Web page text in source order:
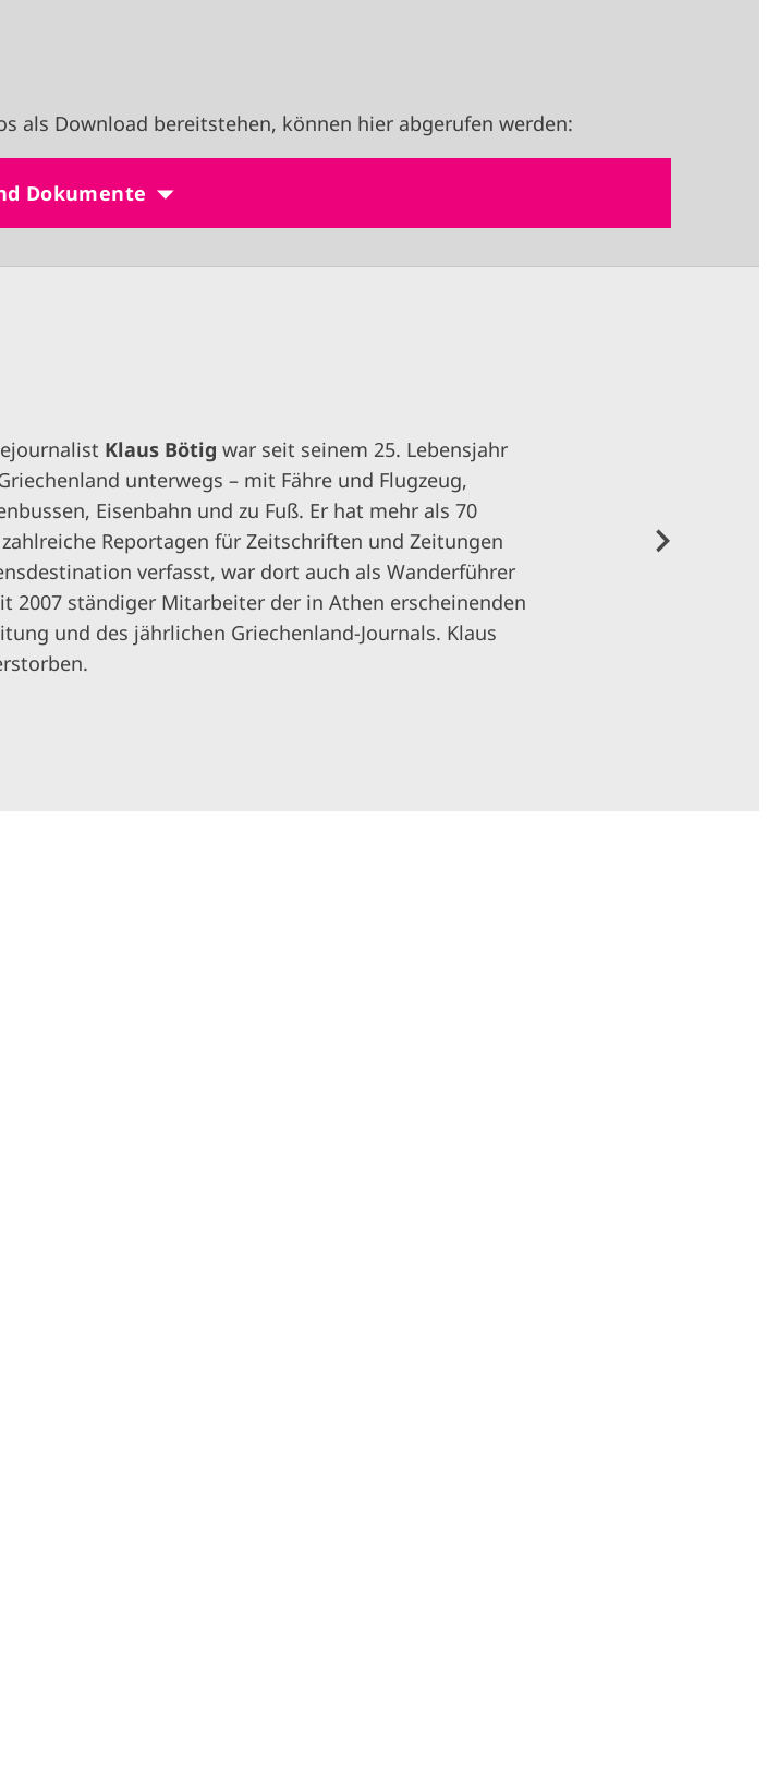
als Download bereitstehen, können hier abgerufen werden:
Dokumente
Klaus Bötig war seit seinem 25. Lebensjahr
unterwegs – mit Fähre und Flugzeug,
Eisenbahn und zu Fuß. Er hat mehr als 70
Reportagen für Zeitschriften und Zeitungen
verfasst, war dort auch als Wanderführer
2007 ständiger Mitarbeiter der in Athen erscheinenden
und des jährlichen Griechenland-Journals. Klaus